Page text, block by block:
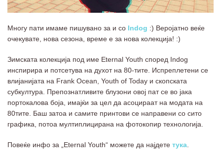
Многу пати имаме пишувано за и со Indog :) Веројатно веќе
очекувате, нова сезона, време е за нова колекција! :)
Зимската колекција под име Eternal Youth според Indog
инспирира и потсетува на духот на 80-тите. Испреплетени се
влијанијата на Frank Ocean, Youth of Today и скопската
субкултура. Препознатливите блузони овој пат се во јака
портокалова боја, имајќи за цел да асоцираат на модата на
80тите. Баш затоа и самите принтови се направени со сито
графика, потоа мултиплицирана на фотокопир технологија.
Повеќе инфо за „Eternal Youth“ можете да најдете тука.